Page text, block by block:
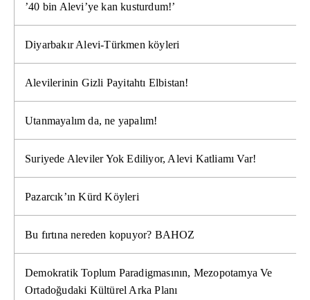
’40 bin Alevi’ye kan kusturdum!’
Diyarbakır Alevi-Türkmen köyleri
Alevilerinin Gizli Payitahtı Elbistan!
Utanmayalım da, ne yapalım!
Suriyede Aleviler Yok Ediliyor, Alevi Katliamı Var!
Pazarcık’ın Kürd Köyleri
Bu fırtına nereden kopuyor? BAHOZ
Demokratik Toplum Paradigmasının, Mezopotamya Ve
Ortadoğudaki Kültürel Arka Planı